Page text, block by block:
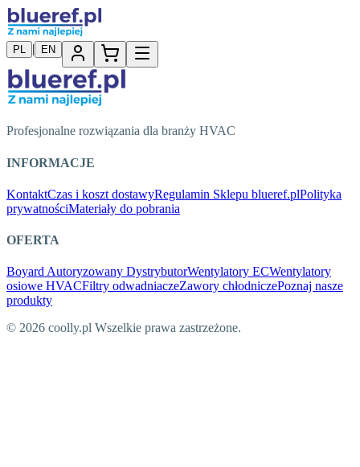
PL | EN
Profesjonalne rozwiązania dla branży HVAC
INFORMACJE
KontaktCzas i koszt dostawyRegulamin Sklepu blueref.plPolityka
prywatnościMateriały do pobrania
OFERTA
Boyard Autoryzowany DystrybutorWentylatory ECWentylatory
osiowe HVACFiltry odwadniaczeZawory chłodniczePoznaj nasze
produkty
© 2026 coolly.pl Wszelkie prawa zastrzeżone.